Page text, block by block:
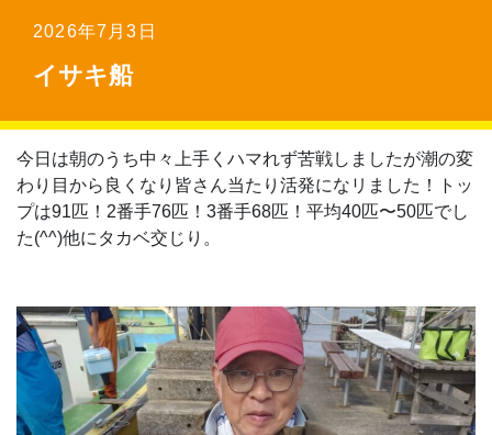
2026年7月3日
イサキ船
今日は朝のうち中々上手くハマれず苦戦しましたが潮の変
わり目から良くなり皆さん当たり活発になリました！トッ
プは91匹！2番手76匹！3番手68匹！平均40匹〜50匹でし
た(⁠^⁠^⁠)他にタカベ交じり。